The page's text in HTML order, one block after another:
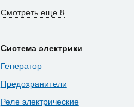
Смотреть еще 8
Система электрики
Генератор
Предохранители
Реле электрические